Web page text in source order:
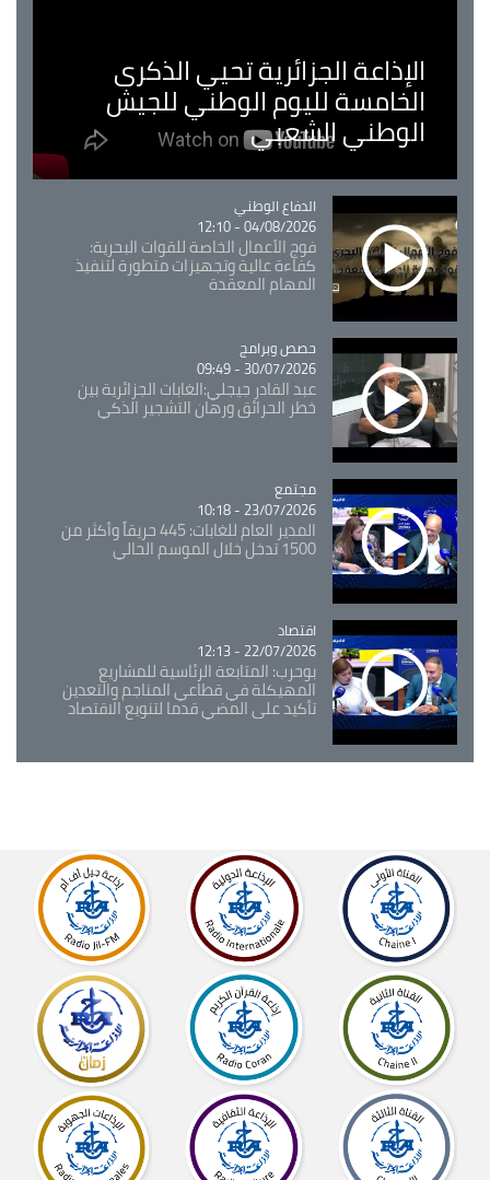
الإذاعة الجزائرية تحيي الذكرى
الخامسة لليوم الوطني للجيش
الوطني الشعبي
Catégorie
الدفاع الوطني
04/08/2026 - 12:10
فوج الأعمال الخاصة للقوات البحرية:
كفاءة عالية وتجهيزات متطورة لتنفيذ
المهام المعقدة
Catégorie
حصص وبرامج
30/07/2026 - 09:49
عبد القادر جيجلي:الغابات الجزائرية بين
خطر الحرائق ورهان التشجير الذكي
Catégorie
مجتمع
23/07/2026 - 10:18
المدير العام للغابات: 445 حريقاً وأكثر من
1500 تدخل خلال الموسم الحالي
Catégorie
اقتصاد
22/07/2026 - 12:13
بوحرب: المتابعة الرئاسية للمشاريع
المهيكلة في قطاعي المناجم والتعدين
تأكيد على المضي قدما لتنويع الاقتصاد